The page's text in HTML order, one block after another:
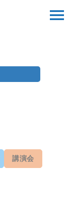
講演会